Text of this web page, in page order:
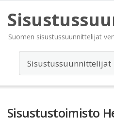
Suomen sisustussuunnittelijat
Sisustustoimisto